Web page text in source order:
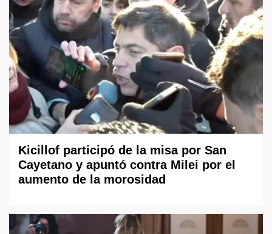
Kicillof participó de la misa por San
Cayetano y apuntó contra Milei por el
aumento de la morosidad